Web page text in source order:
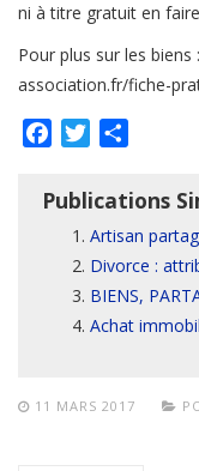
ni à titre gratuit en
Pour plus sur les
association.fr/fiche-
FacebookTwitter
Publications
Artisan
Divorce :
BIENS,
Achat
11 MARS 2017